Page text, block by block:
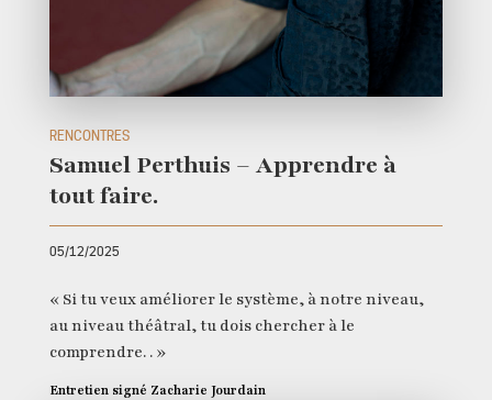
RENCONTRES
Samuel Perthuis – Apprendre à
tout faire.
05/12/2025
« Si tu veux améliorer le système, à notre niveau,
au niveau théâtral, tu dois chercher à le
comprendre. . »
Entretien signé Zacharie Jourdain